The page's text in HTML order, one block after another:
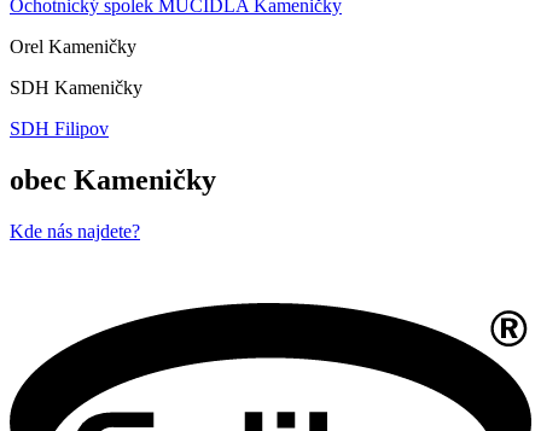
Ochotnický spolek MUČIDLA Kameničky
Orel Kameničky
SDH Kameničky
SDH Filipov
obec Kameničky
Kde nás najdete?